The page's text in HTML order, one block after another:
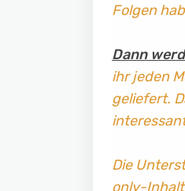
Folgen
Dann
ihr jeden
geliefert.
Die
only-